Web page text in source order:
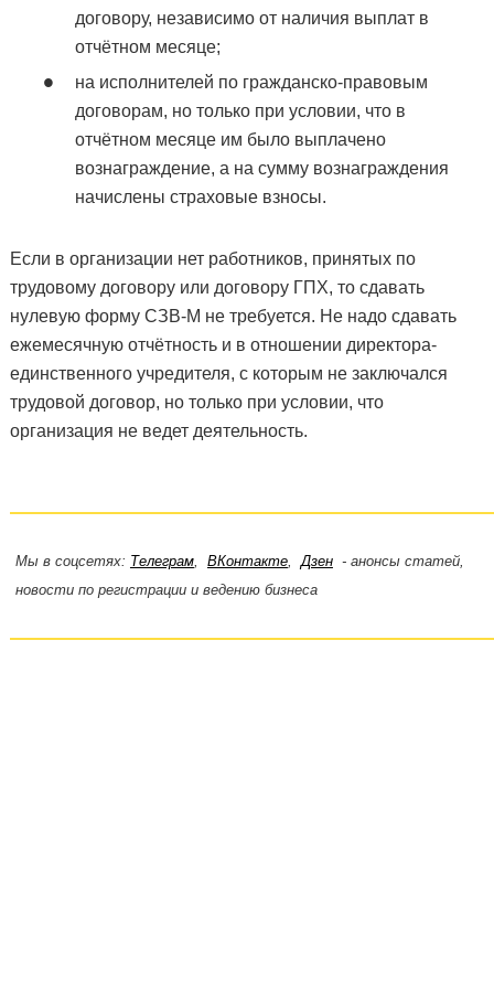
договору, независимо от наличия выплат в
отчётном месяце;
на исполнителей по гражданско-правовым
договорам, но только при условии, что в
отчётном месяце им было выплачено
вознаграждение, а на сумму вознаграждения
начислены страховые взносы.
Если в организации нет работников, принятых по
трудовому договору или договору ГПХ, то сдавать
нулевую форму СЗВ-М не требуется. Не надо сдавать
ежемесячную отчётность и в отношении директора-
единственного учредителя, с которым не заключался
трудовой договор, но только при условии, что
организация не ведет деятельность.
Мы в соцсетях: Телеграм, ВКонтакте,Дзен- анонсы статей,
новости по регистрации и ведению бизнеса